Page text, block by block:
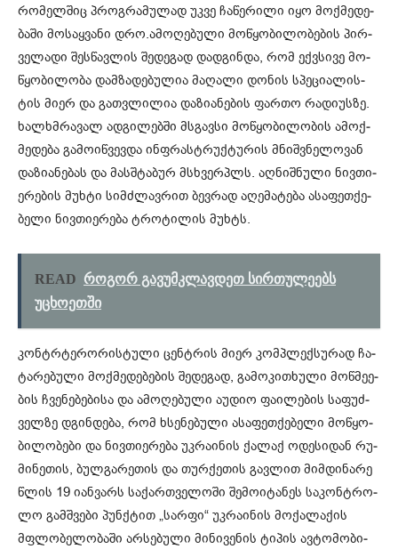
რო­მელ­შიც პროგ­რა­მუ­ლად უკვე ჩა­წე­რი­ლი იყო მოქ­მე­დე­
ბა­ში მო­საყ­ვა­ნი დრო.ამო­ღე­ბუ­ლი მო­წყო­ბი­ლო­ბე­ბის პირ­
ვე­ლა­დი შეს­წავ­ლის შე­დე­გად დად­გინ­და, რომ ექ­ვსი­ვე მო­
წყო­ბი­ლო­ბა დამ­ზა­დე­ბუ­ლია მა­ღა­ლი დო­ნის სპე­ცი­ა­ლის­
ტის მიერ და გათ­ვლი­ლია და­ზი­ა­ნე­ბის ფარ­თო რა­დი­უს­ზე.
ხალ­ხმრა­ვალ ად­გი­ლებ­ში მსგავ­სი მო­წყო­ბი­ლო­ბის ამოქ­
მე­დე­ბა გა­მო­იწ­ვევ­და ინფრას­ტრუქ­ტუ­რის მნიშ­ვნე­ლო­ვან
და­ზი­ა­ნე­ბას და მას­შტა­ბურ მსხვერ­პლს. აღ­ნიშ­ნუ­ლი ნივ­თი­
ე­რე­ბის მუხ­ტი სიმ­ძლავ­რით ბევ­რად აღე­მა­ტე­ბა ასა­ფეთ­ქე­
ბე­ლი ნივ­თი­ე­რე­ბა ტრო­ტი­ლის მუხტს.
READ როგორ გავუმკლავდეთ სირთულეებს
უცხოეთში
კონ­ტრტე­რო­რის­ტუ­ლი ცენ­ტრის მიერ კომ­პლექ­სუ­რად ჩა­
ტა­რე­ბუ­ლი მოქ­მე­დე­ბე­ბის შე­დე­გად, გა­მო­კი­თხუ­ლი მოწ­მე­ე­
ბის ჩვე­ნე­ბე­ბი­სა და ამო­ღე­ბუ­ლი აუ­დიო ფა­ი­ლე­ბის სა­ფუძ­
ველ­ზე დგინ­დე­ბა, რომ ხსე­ნე­ბუ­ლი ასა­ფეთ­ქე­ბე­ლი მო­წყო­
ბი­ლო­ბე­ბი და ნივ­თი­ე­რე­ბა უკ­რა­ი­ნის ქა­ლაქ ოდე­სი­დან რუ­
მი­ნე­თის, ბულ­გა­რე­თის და თურ­ქე­თის გავ­ლით მიმ­დი­ნა­რე
წლის 19 იან­ვარს სა­ქარ­თვე­ლო­ში შე­მო­ი­ტა­ნეს სა­კონ­ტრო­
ლო გამ­შვე­ბი პუნ­ქტით „სარ­ფი“ უკ­რა­ი­ნის მო­ქა­ლა­ქის
მფლო­ბე­ლო­ბა­ში არ­სე­ბუ­ლი მი­ნი­ვე­ნის ტი­პის ავ­ტო­მო­ბი­